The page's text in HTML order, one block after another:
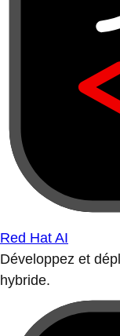
Red Hat AI
Développez et
hybride.